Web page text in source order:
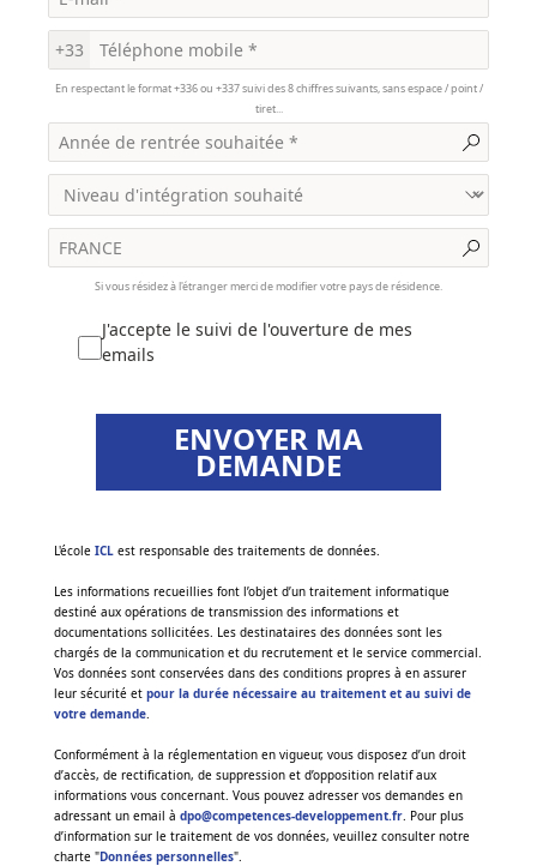
+33
En respectant le format +336 ou +337 suivi des 8 chiffres suivants, sans espace / point /
tiret...
Si vous résidez à l'étranger merci de modifier votre pays de résidence.
J'accepte le suivi de l'ouverture de mes
emails
ENVOYER MA
DEMANDE
‌L'école ICL est responsable des traitements de données.
Les informations recueillies font l’objet d’un traitement informatique
destiné aux opérations de transmission des informations et
documentations sollicitées. Les destinataires des données sont les
chargés de la communication et du recrutement et le service commercial.
Vos données sont conservées dans des conditions propres à en assurer
leur sécurité et pour la durée nécessaire au traitement et au suivi de
votre demande.
Conformément à la réglementation en vigueur, vous disposez d’un droit
d’accès, de rectification, de suppression et d’opposition relatif aux
informations vous concernant. Vous pouvez adresser vos demandes en
adressant un email à dpo@competences-developpement.fr. Pour plus
d’information sur le traitement de vos données, veuillez consulter notre
charte "Données personnelles".